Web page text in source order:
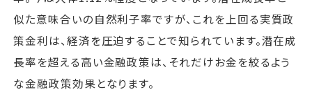
似た意味合いの自然利子率ですが、これを上回る実質政
策金利は、経済を圧迫することで知られています。潜在成
長率を超える高い金融政策は、それだけお金を絞るよう
な金融政策効果となります。